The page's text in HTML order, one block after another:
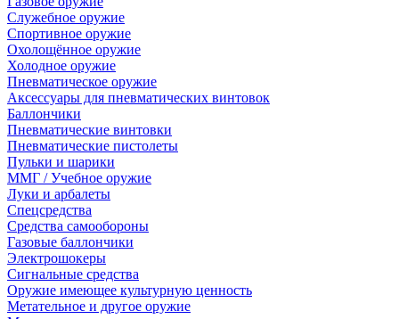
Служебное оружие
Спортивное оружие
Охолощённое оружие
Холодное оружие
Пневматическое оружие
Аксессуары для пневматических винтовок
Баллончики
Пневматические винтовки
Пневматические пистолеты
Пульки и шарики
ММГ / Учебное оружие
Луки и арбалеты
Спецсредства
Средства самообороны
Газовые баллончики
Электрошокеры
Сигнальные средства
Оружие имеющее культурную ценность
Метательное и другое оружие